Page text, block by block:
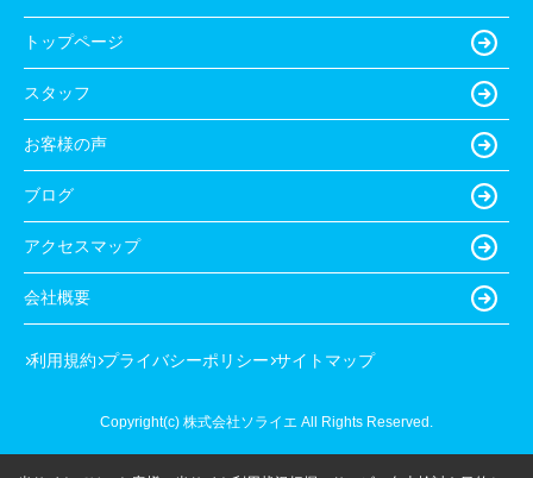
トップページ
スタッフ
お客様の声
ブログ
アクセスマップ
会社概要
利用規約 プライバシーポリシー サイトマップ
Copyright(c) 株式会社ソライエ All Rights Reserved.